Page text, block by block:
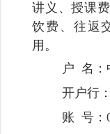
讲义、授课
饮费、往返
用。
户 名：
开户行
账 号：